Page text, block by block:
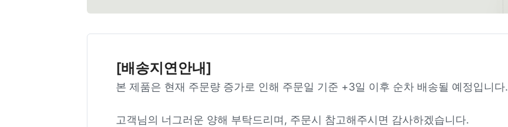
[배송지연안내]
본 제품은 현재 주문량 증가로 인해 주문일 기준 +3일 이후 순차 배송될 예정입니다.
고객님의 너그러운 양해 부탁드리며, 주문시 참고해주시면 감사하겠습니다.